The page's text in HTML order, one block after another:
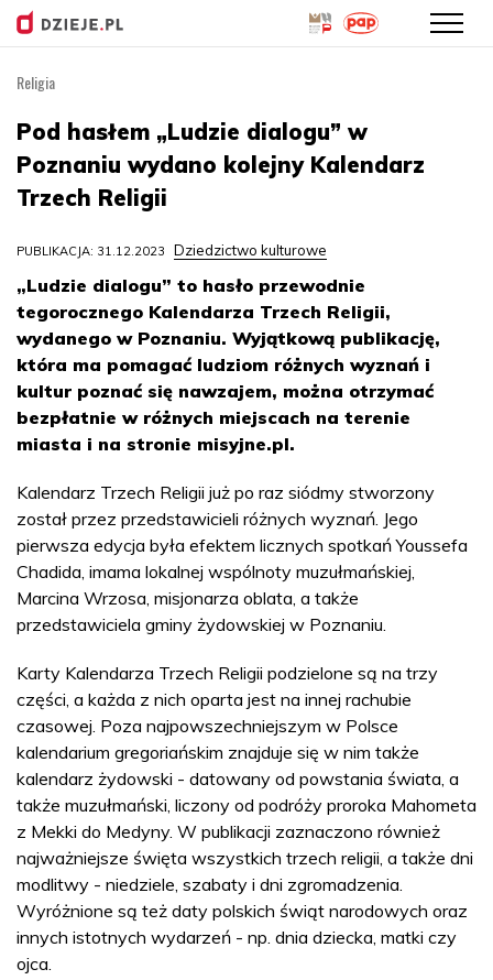
treści
Religia
Pod hasłem „Ludzie dialogu” w
Poznaniu wydano kolejny Kalendarz
Trzech Religii
PUBLIKACJA: 31.12.2023 Dziedzictwo kulturowe
„Ludzie dialogu” to hasło przewodnie
tegorocznego Kalendarza Trzech Religii,
wydanego w Poznaniu. Wyjątkową publikację,
która ma pomagać ludziom różnych wyznań i
kultur poznać się nawzajem, można otrzymać
bezpłatnie w różnych miejscach na terenie
miasta i na stronie misyjne.pl.
Kalendarz Trzech Religii już po raz siódmy stworzony
został przez przedstawicieli różnych wyznań. Jego
pierwsza edycja była efektem licznych spotkań Youssefa
Chadida, imama lokalnej wspólnoty muzułmańskiej,
Marcina Wrzosa, misjonarza oblata, a także
przedstawiciela gminy żydowskiej w Poznaniu.
Karty Kalendarza Trzech Religii podzielone są na trzy
części, a każda z nich oparta jest na innej rachubie
czasowej. Poza najpowszechniejszym w Polsce
kalendarium gregoriańskim znajduje się w nim także
kalendarz żydowski - datowany od powstania świata, a
także muzułmański, liczony od podróży proroka Mahometa
z Mekki do Medyny. W publikacji zaznaczono również
najważniejsze święta wszystkich trzech religii, a także dni
modlitwy - niedziele, szabaty i dni zgromadzenia.
Wyróżnione są też daty polskich świąt narodowych oraz
innych istotnych wydarzeń - np. dnia dziecka, matki czy
ojca.